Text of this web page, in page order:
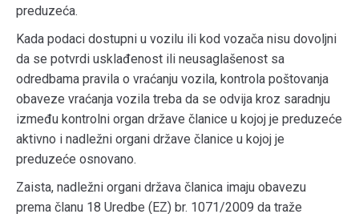
preduzeća.
Kada podaci dostupni u vozilu ili kod vozača nisu dovoljni
da se potvrdi usklađenost ili neusaglašenost sa
odredbama pravila o vraćanju vozila, kontrola poštovanja
obaveze vraćanja vozila treba da se odvija kroz saradnju
između kontrolni organ države članice u kojoj je preduzeće
aktivno i nadležni organi države članice u kojoj je
preduzeće osnovano.
Zaista, nadležni organi država članica imaju obavezu
prema članu 18 Uredbe (EZ) br. 1071/2009 da traže